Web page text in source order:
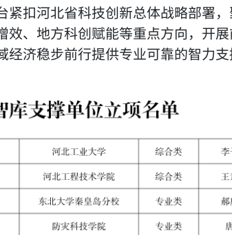
扣河北省科技创新总体战略部署
、地方科创赋能等重点方向，开
济稳步前行提供专业可靠的智力支